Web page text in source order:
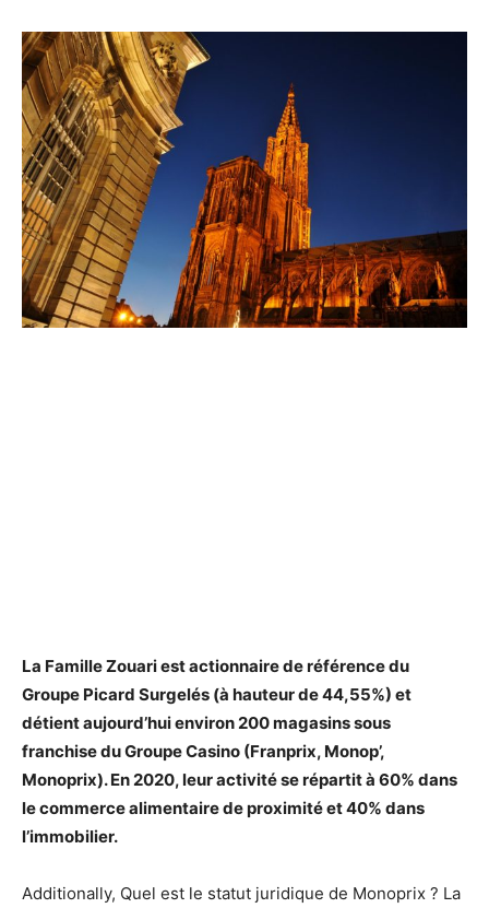
La Famille Zouari estactionnaire de référence du
Groupe Picard Surgelés (à hauteur de 44,55%) et
détient aujourd’hui environ 200 magasins sous
franchise du Groupe Casino (Franprix, Monop’,
Monoprix). En 2020, leur activité se répartit à 60% dans
le commerce alimentaire de proximité et 40% dans
l’immobilier.
Additionally, Quel est le statut juridique de Monoprix ? La